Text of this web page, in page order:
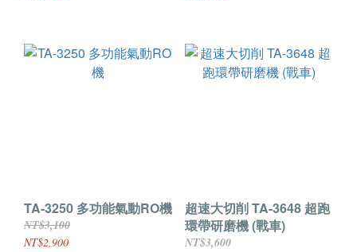
TA-3250 多功能氣動RO機
NT$3,100
NT$2,900
超速大切削 TA-3648 超跑
環帶研磨機 (戰車)
NT$3,600